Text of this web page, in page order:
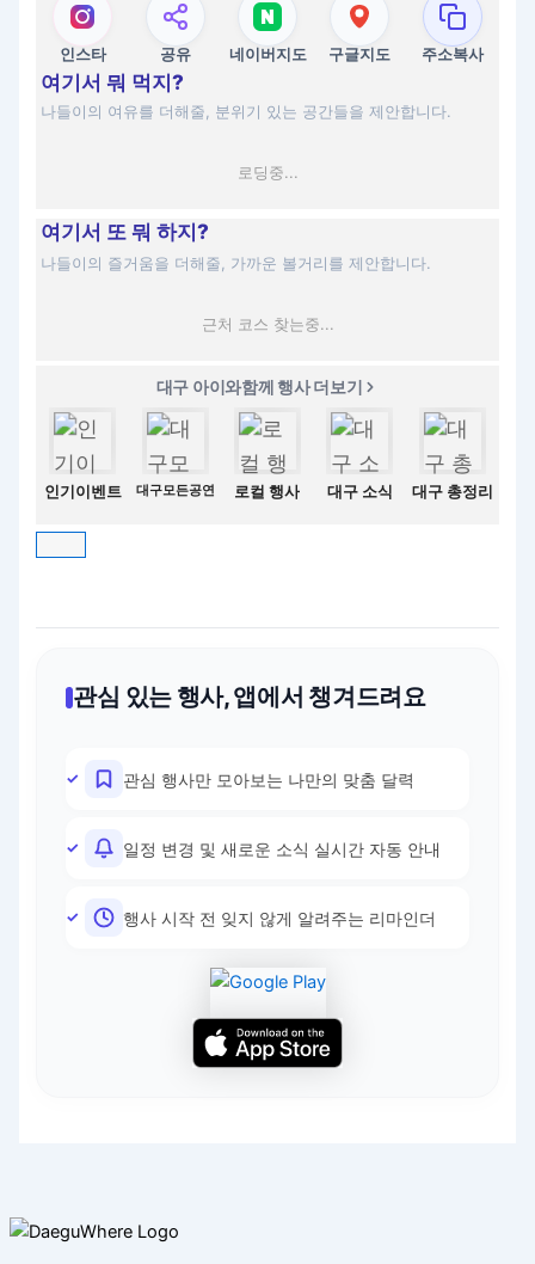
인스타 공유 네이버지도 구글지도 주소복사
여기서 뭐 먹지?
나들이의 여유를 더해줄, 분위기 있는 공간들을 제안합니다.
로딩중...
여기서 또 뭐 하지?
나들이의 즐거움을 더해줄, 가까운 볼거리를 제안합니다.
근처 코스 찾는중...
대구 아이와함께 행사 더보기
인기이벤트 대구모든공연 로컬 행사 대구 소식 대구 총정리
관심 있는 행사, 앱에서 챙겨드려요
관심 행사만 모아보는 나만의 맞춤 달력
일정 변경 및 새로운 소식 실시간 자동 안내
행사 시작 전 잊지 않게 알려주는 리마인더